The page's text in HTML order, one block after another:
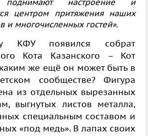
центром притяжения наших
и многочисленных гостей».
КФУ появился собрат
Кота Казанского – Кот
же ещё он может быть в
сообществе? Фигура
из отдельных вырезанных
выгнутых листов металла,
специальным составом и
«под медь». В лапах своих